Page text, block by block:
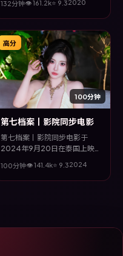
杨紫琼、胡歌等主演。全片以喜
剧类型为主线，多条叙事线交织
收束，悬念与情感并重，适合喜
欢强情节的观众。
132分钟👁161.2k⭐ 9.32020
100分钟
高分
第七档案丨影院同步电影
第七档案丨影院同步电影于
2024年9月20日在泰国上映，
子怡、杨紫琼等主演。全片以家
庭类型为主线，在时代洪流与个
100分钟👁141.4k⭐ 9.32024